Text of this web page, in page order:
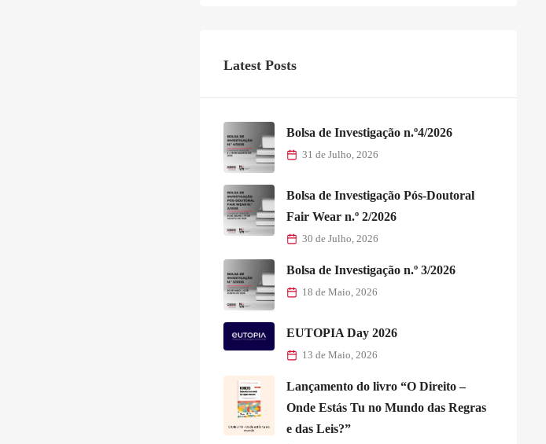
Latest Posts
Bolsa de Investigação n.º4/2026
31 de Julho, 2026
Bolsa de Investigação Pós-Doutoral
Fair Wear n.º 2/2026
30 de Julho, 2026
Bolsa de Investigação n.º 3/2026
18 de Maio, 2026
EUTOPIA Day 2026
13 de Maio, 2026
Lançamento do livro “O Direito –
Onde Estás Tu no Mundo das Regras
e das Leis?”